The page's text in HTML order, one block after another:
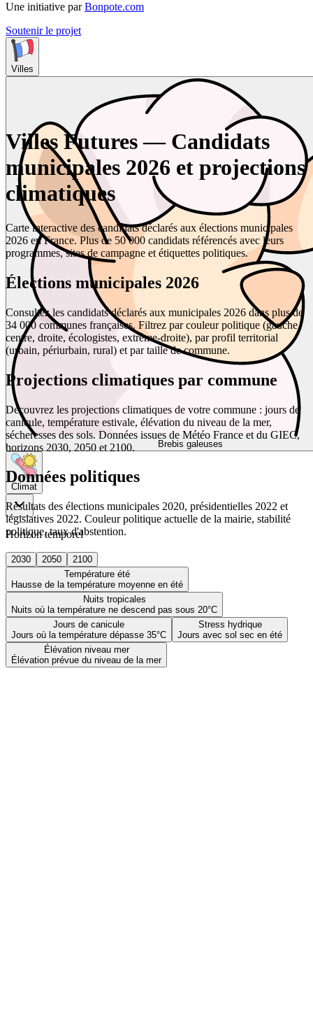
Une initiative par Bonpote.com
Soutenir le projet
Villes
Brebis galeuses
Climat
Horizon temporel
2030 2050
2100
Température été
Hausse de la température moyenne en été
Nuits tropicales
Nuits où la température ne descend pas sous 20°C
Jours de canicule
Jours où la température dépasse 35°C
Stress hydrique
Jours avec sol sec en été
Élévation niveau mer
Élévation prévue du niveau de la mer
Villes Futures — Candidats
municipales 2026 et projections
climatiques
Carte interactive des candidats déclarés aux élections municipales
2026 en France. Plus de 50 000 candidats référencés avec leurs
programmes, sites de campagne et étiquettes politiques.
Élections municipales 2026
Consultez les candidats déclarés aux municipales 2026 dans plus de
34 000 communes françaises. Filtrez par couleur politique (gauche,
centre, droite, écologistes, extrême-droite), par profil territorial
(urbain, périurbain, rural) et par taille de commune.
Projections climatiques par commune
Découvrez les projections climatiques de votre commune : jours de
canicule, température estivale, élévation du niveau de la mer,
sécheresses des sols. Données issues de Météo France et du GIEC,
horizons 2030, 2050 et 2100.
Données politiques
Résultats des élections municipales 2020, présidentielles 2022 et
législatives 2022. Couleur politique actuelle de la mairie, stabilité
politique, taux d'abstention.